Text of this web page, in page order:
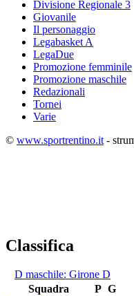
Divisione Regionale 3
Giovanile
Il personaggio
Legabasket A
LegaDue
Promozione femminile
Promozione maschile
Redazionali
Tornei
Varie
© www.sportrentino.it -
Classifica
D maschile: Girone D
Squadra
P G